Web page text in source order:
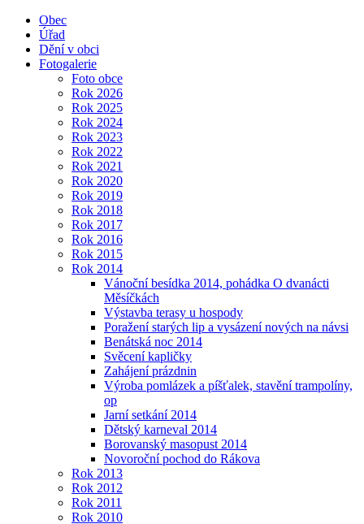
Obec
Úřad
Dění v obci
Fotogalerie
Foto obce
Rok 2026
Rok 2025
Rok 2024
Rok 2023
Rok 2022
Rok 2021
Rok 2020
Rok 2019
Rok 2018
Rok 2017
Rok 2016
Rok 2015
Rok 2014
Vánoční besídka 2014, pohádka O dvanácti
Měsíčkách
Výstavba terasy u hospody
Poražení starých lip a vysázení nových na návsi
Benátská noc 2014
Svěcení kapličky
Zahájení prázdnin
Výroba pomlázek a píšťalek, stavění trampolíny,
op
Jarní setkání 2014
Dětský karneval 2014
Borovanský masopust 2014
Novoroční pochod do Rákova
Rok 2013
Rok 2012
Rok 2011
Rok 2010